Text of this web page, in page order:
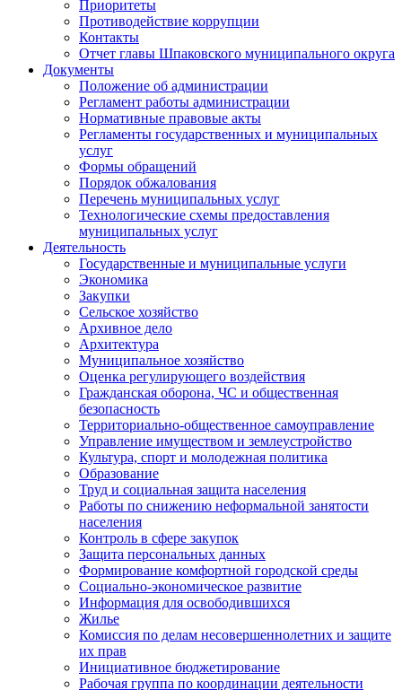
Приоритеты
Противодействие коррупции
Контакты
Отчет главы Шпаковского муниципального округа
Документы
Положение об администрации
Регламент работы администрации
Нормативные правовые акты
Регламенты государственных и муниципальных
услуг
Формы обращений
Порядок обжалования
Перечень муниципальных услуг
Технологические схемы предоставления
муниципальных услуг
Деятельность
Государственные и муниципальные услуги
Экономика
Закупки
Сельское хозяйство
Архивное дело
Архитектура
Муниципальное хозяйство
Оценка регулирующего воздействия
Гражданская оборона, ЧС и общественная
безопасность
Территориально-общественное самоуправление
Управление имуществом и землеустройство
Культура, спорт и молодежная политика
Образование
Труд и социальная защита населения
Работы по снижению неформальной занятости
населения
Контроль в сфере закупок
Защита персональных данных
Формирование комфортной городской среды
Социально-экономическое развитие
Информация для освободившихся
Жилье
Комиссия по делам несовершеннолетних и защите
их прав
Инициативное бюджетирование
Рабочая группа по координации деятельности